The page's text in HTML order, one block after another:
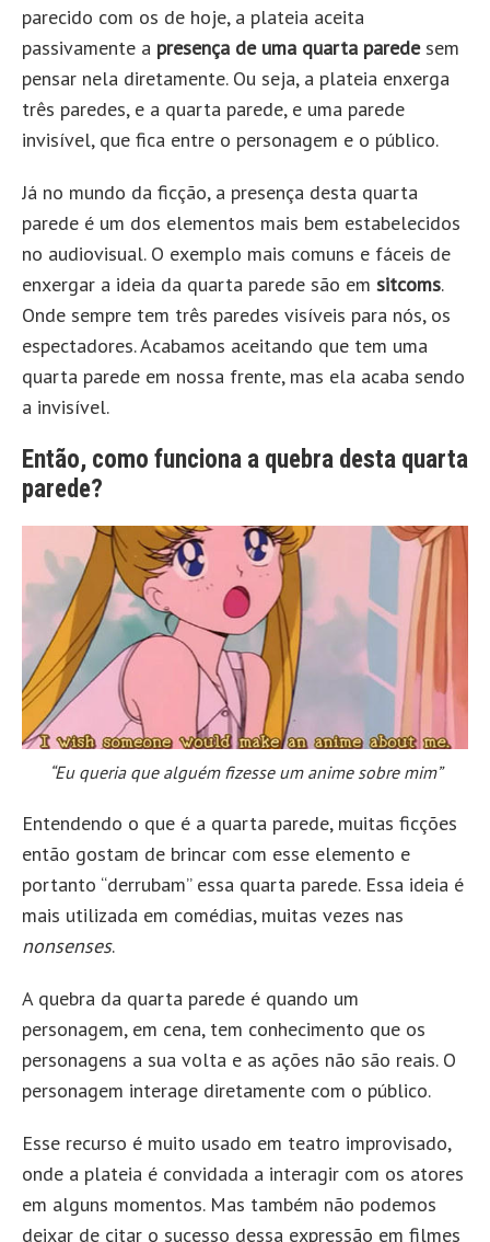
parecido com os de hoje, a plateia aceita
passivamente a presença de uma quarta paredesem
pensar nela diretamente. Ou seja, a plateia enxerga
três paredes, e a quarta parede, e uma parede
invisível, que fica entre o personagem e o público.
Já no mundo da ficção, a presença desta quarta
parede é um dos elementos mais bem estabelecidos
no audiovisual. O exemplo mais comuns e fáceis de
enxergar a ideia da quarta parede são em sitcoms.
Onde sempre tem três paredes visíveis para nós, os
espectadores. Acabamos aceitando que tem uma
quarta parede em nossa frente, mas ela acaba sendo
a invisível.
Então, como funciona a quebra desta quarta
parede?
“Eu queria que alguém fizesse um anime sobre mim”
Entendendo o que é a quarta parede, muitas ficções
então gostam de brincar com esse elemento e
portanto “derrubam” essa quarta parede. Essa ideia é
mais utilizada em comédias, muitas vezes nas
nonsenses.
A quebra da quarta parede é quando um
personagem, em cena, tem conhecimento que os
personagens a sua volta e as ações não são reais. O
personagem interage diretamente com o público.
Esse recurso é muito usado em teatro improvisado,
onde a plateia é convidada a interagir com os atores
em alguns momentos. Mas também não podemos
deixar de citar o sucesso dessa expressão em filmes